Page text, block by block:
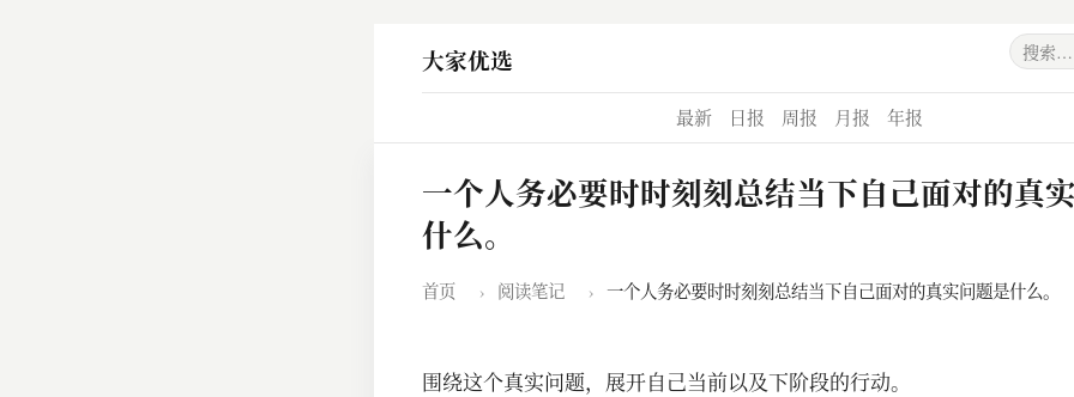
大家优选
最新 日报 周报 月报 年报
一个人务必要时时刻刻总结当下自己面对的真
什么。
首页 › 阅读笔记 › 一个人务必要时时刻刻总结当下自己面对的真实问题是什么。
围绕这个真实问题，展开自己当前以及下阶段的行动。